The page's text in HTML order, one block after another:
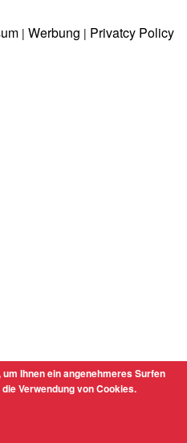
| Werbung | Privatcy Policy
Ihnen ein angenehmeres Surfen
Verwendung von Cookies.